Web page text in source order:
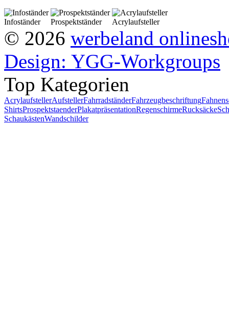
Infoständer Prospektständer Acrylaufsteller
© 2026 werbeland
Design: YGG-Workgroups
Top Kategorien
AcrylaufstellerAufstellerFahrradständerFahrzeugbeschriftung
ShirtsProspektstaenderPlakatpräsentationRegenschirmeRucksäcke
SchaukästenWandschilder